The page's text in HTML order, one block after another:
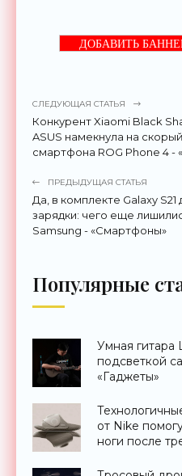
ДОБАВИТЬ
СЛЕДУЮЩАЯ СТАТЬЯ
Конкурент Xiaomi Black
ASUS намекнула на
смартфона ROG Phone 4 -
ПРЕДЫДУЩАЯ СТАТЬЯ
Да, в комплекте Galaxy
зарядки: чего еще
Samsung - «Смартфоны»
Популярные
Умная гитара
подсветкой
«Гаджеты»
от Nike
ноги после